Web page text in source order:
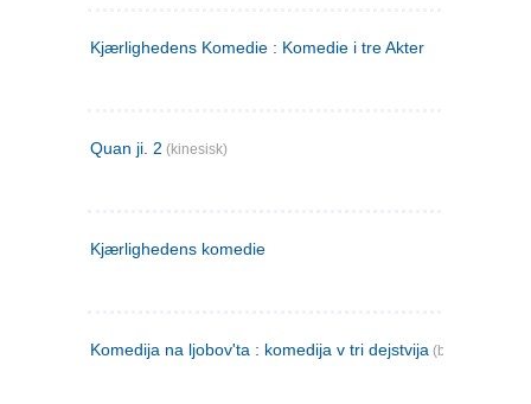
Kjærlighedens Komedie : Komedie i tre Akter
Quan ji. 2 (kinesisk)
Kjærlighedens komedie
Komedija na ljobov'ta : komedija v tri dejstvija (bulgarsk)